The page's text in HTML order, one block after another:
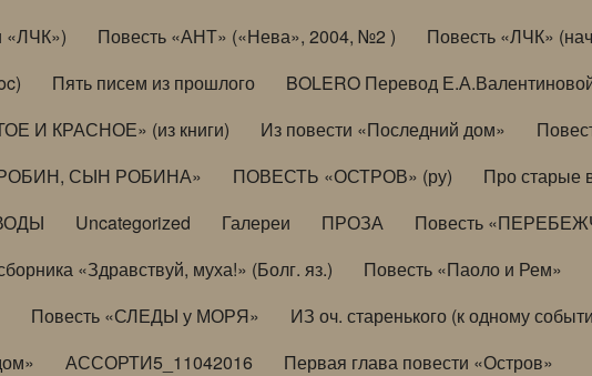
Повесть «АНТ» («Нева», 2004, №2 ) Повесть «ЛЧК»
Пять писем из прошлого BOLERO Перевод
И КРАСНОЕ» (из книги) Из повести «Последний дом»
СЫН РОБИНА» ПОВЕСТЬ «ОСТРОВ» (ру)
Про старые
Uncategorized Галереи ПРОЗА
Повесть
«Здравствуй, муха!» (Болг. яз.) Повесть «Паоло и Рем»
Повесть «СЛЕДЫ у МОРЯ» ИЗ оч. старенького (к одному
АССОРТИ5_11042016
Первая глава повести «Остров»